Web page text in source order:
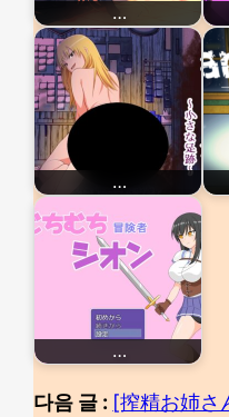
…
…
…
다음 글 : [搾精お姉さ